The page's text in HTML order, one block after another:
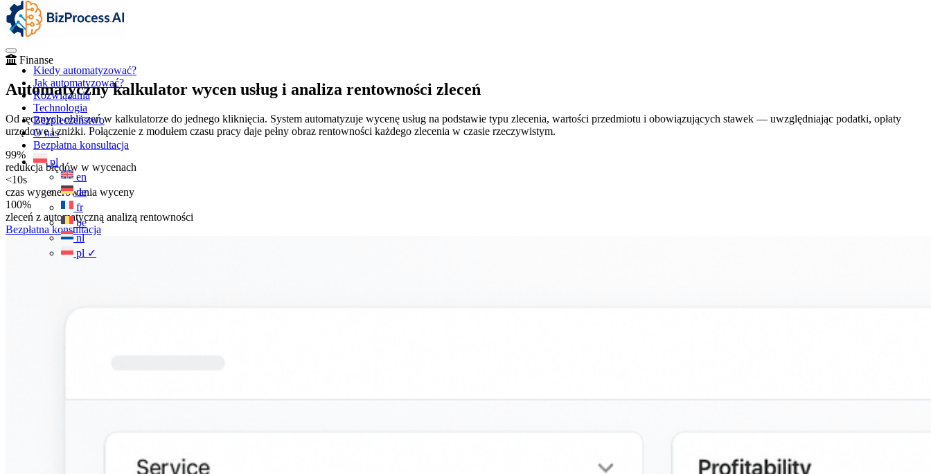
Kiedy automatyzować?
Jak automatyzować?
Rozwiązania
Technologia
Bezpieczeństwo
O nas
Bezpłatna konsultacja
pl
en
de
fr
be
nl
pl ✓
Finanse
Automatyczny kalkulator wycen usług i analiza rentowności zleceń
Od ręcznych obliczeń w kalkulatorze do jednego kliknięcia. System automatyzuje wycenę usług na podstawie typu zlecenia, wartości przedmiotu i obowiązujących stawek — uwzględniając podatki, opłaty
urzędowe i zniżki. Połączenie z modułem czasu pracy daje pełny obraz rentowności każdego zlecenia w czasie rzeczywistym.
99%
redukcja błędów w wycenach
<10s
czas wygenerowania wyceny
100%
zleceń z automatyczną analizą rentowności
Bezpłatna konsultacja